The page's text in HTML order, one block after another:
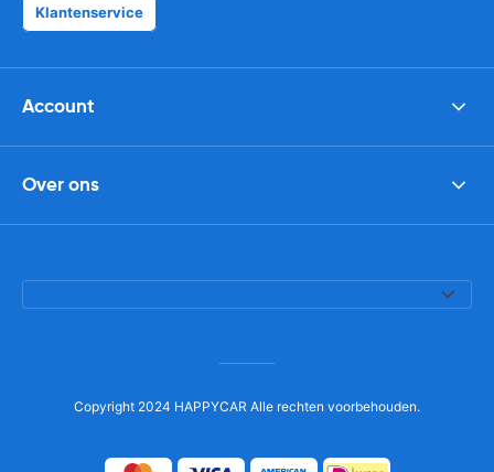
Klantenservice
Account
Over ons
Copyright 2024 HAPPYCAR Alle rechten voorbehouden.